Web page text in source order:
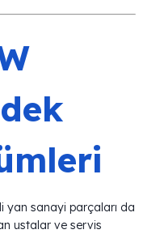
yan sanayi parçaları da
ustalar ve servis